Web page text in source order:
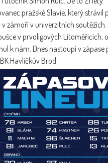
pražské Slavie, který strávil
v zámoří v univerzitních soutěžích.
v prvoligových Litoměřicích,
k nám. Dnes nastoupí v zápase
Havlíčkův Brod.